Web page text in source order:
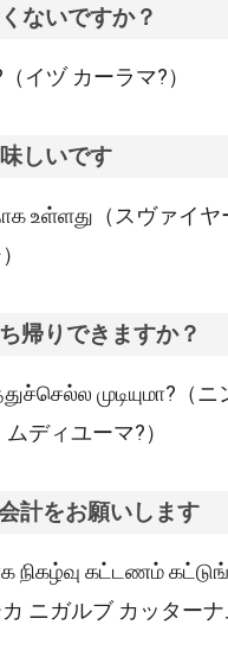
ないですか？
イヅ カーラマ?）
しいです
உள்ளது（スヴァイヤ
帰りできますか？
முடியுமா?（ニ
ディユーマ?）
計をお願いします
நிகழ்வு கட்டணம்
ニガルブ カッター